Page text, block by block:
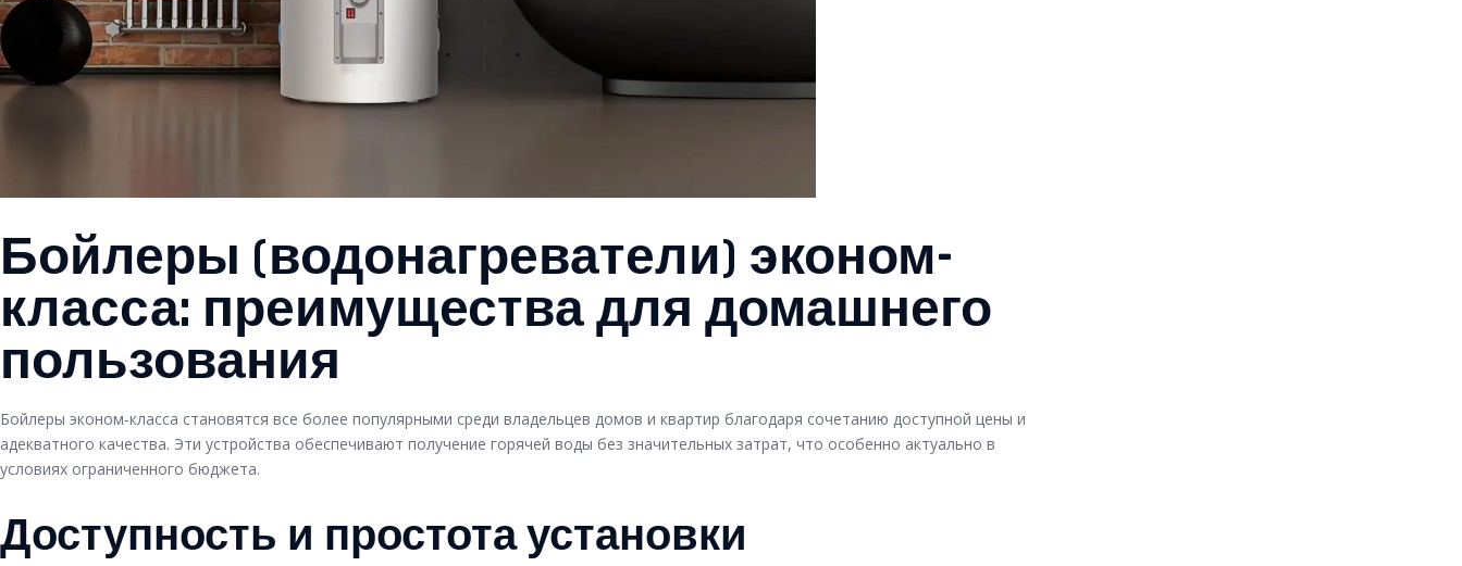
Бойлеры (водонагреватели) эконом-
класса: преимущества для домашнего
пользования
Бойлеры эконом-класса становятся все более популярными среди владельцев домов и квартир благодаря сочетанию доступной цены и
адекватного качества. Эти устройства обеспечивают получение горячей воды без значительных затрат, что особенно актуально в
условиях ограниченного бюджета.
Доступность и простота установки